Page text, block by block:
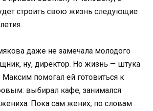
строить свою жизнь следующие
даже не замечала молодого
ну, директор. Но жизнь — штука
помогал ей готовиться к
выбирал кафе, занимался
Пока сам жених, по словам